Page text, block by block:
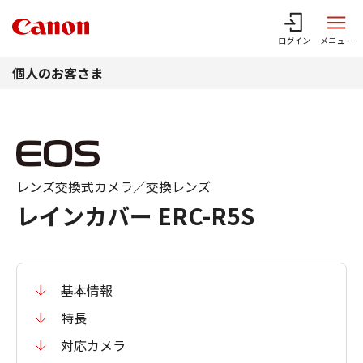
ログイン メニュー
個人のお客さま
レインカバー ERC-R5S
レンズ交換式カメラ／交換レンズ
基本情報
特長
対応カメラ